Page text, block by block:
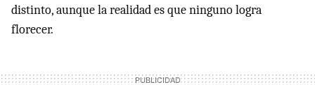
distinto, aunque la realidad es que ninguno logra
florecer.